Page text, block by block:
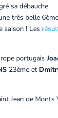
sa débauche
très belle 6ème
saison ! Les
portugais
23ème et
Jean de Monts